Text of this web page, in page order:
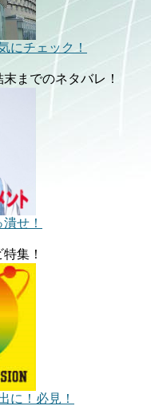
にチェック！
までのネタバレ！
せ！
集！
に！必見！